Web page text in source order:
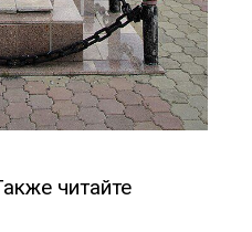
читайте